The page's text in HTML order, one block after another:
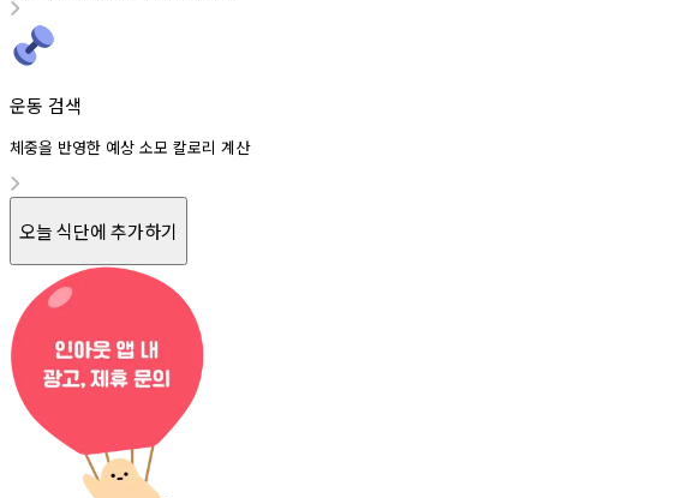
운동 검색
체중을 반영한 예상 소모 칼로리 계산
오늘 식단에 추가하기